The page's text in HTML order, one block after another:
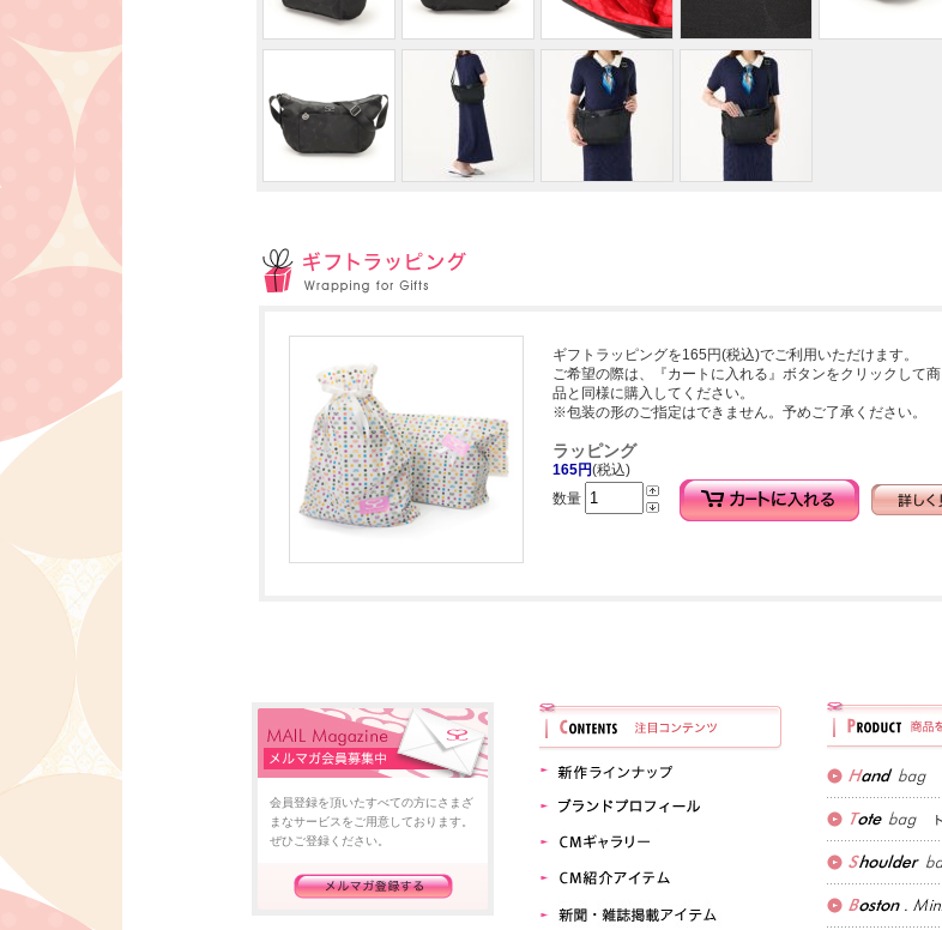
ギフトラッピングを165円(税込)でご利用いただけます。
ご希望の際は、『カートに入れる』ボタンをクリックして商
品と同様に購入してください。
※包装の形のご指定はできません。予めご了承ください。
ラッピング
165円(税込)
数量
会員登録を頂いたすべての方にさまざ
まなサービスをご用意しております。
ぜひご登録ください。